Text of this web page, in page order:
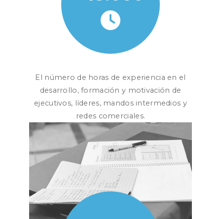
El número de horas de experiencia en el
desarrollo, formación y motivación de
ejecutivos, líderes, mandos intermedios y
redes comerciales.